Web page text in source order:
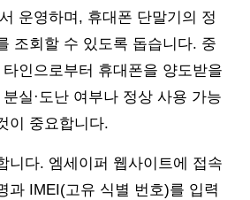
운영하며, 휴대폰 단말기의 정
조회할 수 있도록 돕습니다. 중
인으로부터 휴대폰을 양도받을
실·도난 여부나 정상 사용 가능
이 중요합니다.
니다. 엠세이퍼 웹사이트에 접속
과 IMEI(고유 식별 번호)를 입력